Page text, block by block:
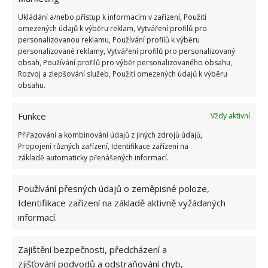
Ukládání a/nebo přístup k informacím v zařízení, Použití
omezených údajů k výběru reklam, Vytváření profilů pro
personalizovanou reklamu, Používání profilů k výběru
personalizované reklamy, Vytváření profilů pro personalizovaný
obsah, Používání profilů pro výběr personalizovaného obsahu,
Rozvoj a zlepšování služeb, Použití omezených údajů k výběru
obsahu.
Funkce
Vždy aktivní
Přiřazování a kombinování údajů z jiných zdrojů údajů,
Propojení různých zařízení, Identifikace zařízení na
základě automaticky přenášených informací.
Používání přesných údajů o zeměpisné poloze,
Identifikace zařízení na základě aktivně vyžádaných
informací.
Zajištění bezpečnosti, předcházení a
zjišťování podvodů a odstraňování chyb,
KUCHYNĚ SOCIALISMUS SPOTŘEBIČE
Přidejte svůj názor
KOMENTOVAT
Do redakce Bydlimeutulne.cz se
přidala během svých studií a práce
redaktorky ji tak nadchla, že se
autorovi]